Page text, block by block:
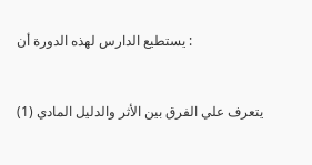
يستطيع الدارس لهذه الدورة أن :
(1) يتعرف علي الفرق بين الأثر والدليل المادي